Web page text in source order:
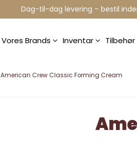
Dag-til-dag levering – bestil
Vores Brands Inventar Tilbehør
American Crew Classic Forming Cream